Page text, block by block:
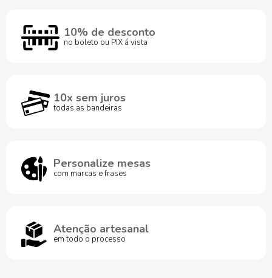
10% de desconto
no boleto ou PIX á vista
10x sem juros
todas as bandeiras
Personalize mesas
com marcas e frases
Atenção artesanal
em todo o processo